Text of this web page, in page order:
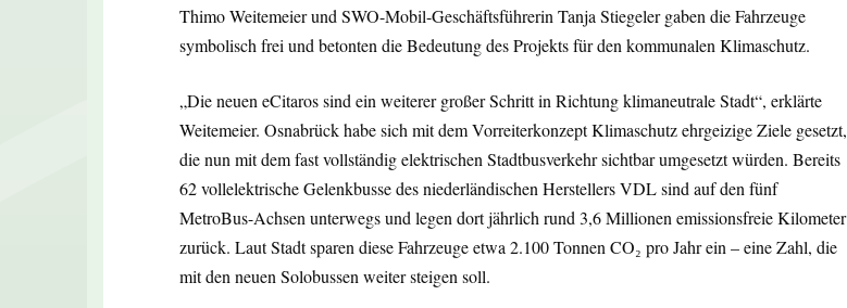
Thimo Weitemeier und SWO-Mobil-Geschäftsführerin Tanja Stiegeler gaben die Fahrzeuge
symbolisch frei und betonten die Bedeutung des Projekts für den kommunalen Klimaschutz.
„Die neuen eCitaros sind ein weiterer großer Schritt in Richtung klimaneutrale Stadt“, erklärte
Weitemeier. Osnabrück habe sich mit dem Vorreiterkonzept Klimaschutz ehrgeizige Ziele gesetzt,
die nun mit dem fast vollständig elektrischen Stadtbusverkehr sichtbar umgesetzt würden. Bereits
62 vollelektrische Gelenkbusse des niederländischen Herstellers VDL sind auf den fünf
MetroBus-Achsen unterwegs und legen dort jährlich rund 3,6 Millionen emissionsfreie Kilometer
zurück. Laut Stadt sparen diese Fahrzeuge etwa 2.100 Tonnen CO₂ pro Jahr ein – eine Zahl, die
mit den neuen Solobussen weiter steigen soll.